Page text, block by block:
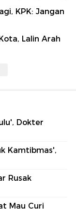
KPK: Jangan
Lalin Arah
Dokter
Kamtibmas',
Rusak
Mau Curi